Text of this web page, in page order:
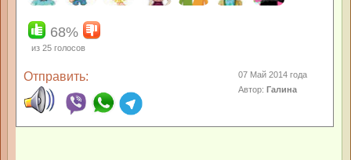
68%
из 25 голосов
Отправить:
07 Май 2014 года
Автор:Галина